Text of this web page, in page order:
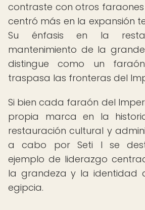
contraste con otros
centró más en la expansión
Su énfasis en la
mantenimiento de la
distingue como un
traspasa las fronteras del
Si bien cada faraón del
propia marca en la
restauración cultural y
a cabo por Seti I se
ejemplo de liderazgo
la grandeza y la identidad
egipcia.